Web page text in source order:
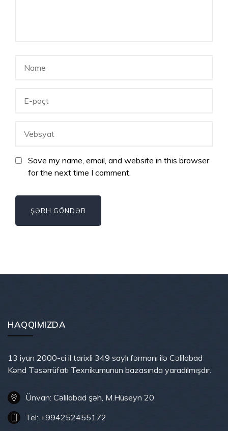
Save my name, email, and website in this browser
for the next time I comment.
HAQQIMIZDA
13 iyun 2000-ci il tarixli 349 saylı fərmanı ilə Cəlilabad
Kənd Təsərrüfatı Texnikumunun bazasında yaradılmışdır.
Ünvan: Cəlilabad şəh, M.Hüseyn 20
Tel: +994252455172